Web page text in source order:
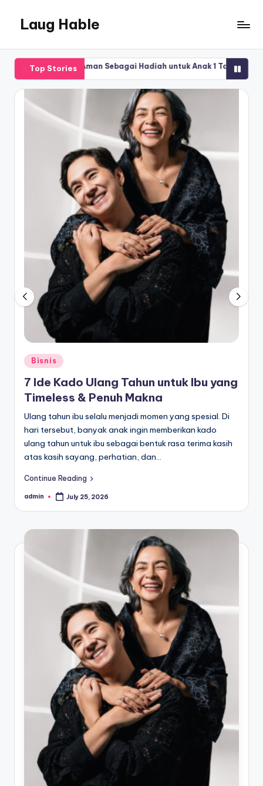
Laug Hable
Top Stories
Aman Sebagai Hadiah untuk Anak 1 Tahun Inspirasi Cincin
Posted
Bisnis
7 Ide Kado Ulang Tahun untuk Ibu yang
Timeless & Penuh Makna
Ulang tahun ibu selalu menjadi momen yang spesial. Di
hari tersebut, banyak anak ingin memberikan kado
ulang tahun untuk ibu sebagai bentuk rasa terima kasih
atas kasih sayang, perhatian, dan…
Continue Reading
Posted
admin July 25, 2026